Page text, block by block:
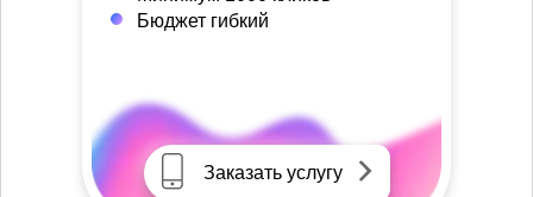
Бюджет гибкий
Заказать услугу